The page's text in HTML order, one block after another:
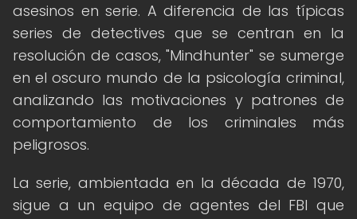
asesinos en serie. A diferencia de las típicas
series de detectives que se centran en la
resolución de casos, "Mindhunter" se sumerge
en el oscuro mundo de la psicología criminal,
analizando las motivaciones y patrones de
comportamiento de los criminales más
peligrosos.
La serie, ambientada en la década de 1970,
sigue a un equipo de agentes del FBI que